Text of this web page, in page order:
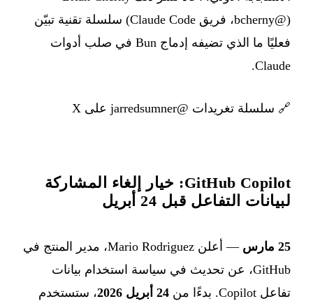
(@bcherny، فريق Claude Code) سلسلة تقنية تبيّن
فعليًا ما الذي تضيفه إدماج Bun في صلب أدوات
Claude.
🔗 سلسلة تغريدات @jarredsumner على X
GitHub Copilot: خيار إلغاء المشاركة
لبيانات التفاعل قبل 24 أبريل
25 مارس
— أعلن Mario Rodriguez، مدير المنتج في
GitHub، عن تحديث في سياسة استخدام بيانات
تفاعل Copilot. بدءًا من
24 أبريل 2026
، ستستخدم